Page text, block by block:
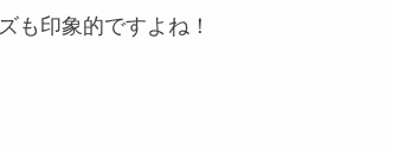
も印象的ですよね！